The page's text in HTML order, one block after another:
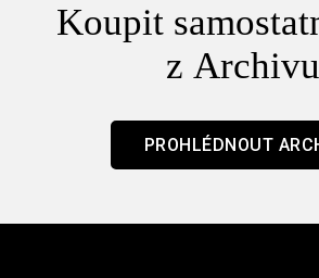
Koupit
z Archivu
PROHLÉDNOUT